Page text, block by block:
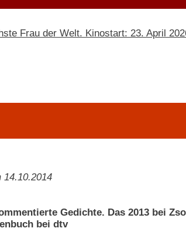
14.10.2014
Gedichte. Das 2013 bei
bei dtv